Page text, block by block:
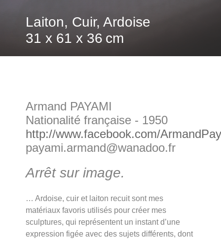
Laiton, Cuir, Ardoise
31 x 61 x 36 cm
Armand PAYAMI
Nationalité française - 1950
http://www.facebook.com/
payami.armand@wanadoo.fr
Arrêt sur image.
… Ardoise, cuir et laiton recuit sont mes
matériaux favoris utilisés pour créer mes
sculptures, qui représentent un instant d’une
expression figée avec des sujets différents, dont